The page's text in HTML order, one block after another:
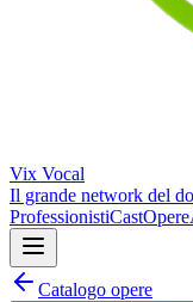
Vix Vocal
Il grande network del
ProfessionistiCastOpere
Catalogo opere